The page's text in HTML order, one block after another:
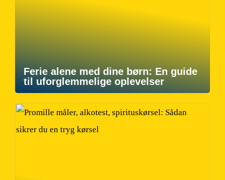
Ferie alene med dine børn: En guide
til uforglemmelige oplevelser